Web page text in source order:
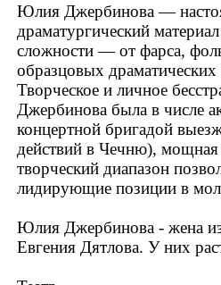
Юлия Джербинова —
драматургический
сложности — от фарса,
образцовых драматических
Творческое и личное
Джербинова была в числе
концертной бригадой
действий в Чечню),
творческий диапазон
лидирующие позиции в
Юлия Джербинова - жена
Евгения Дятлова. У них